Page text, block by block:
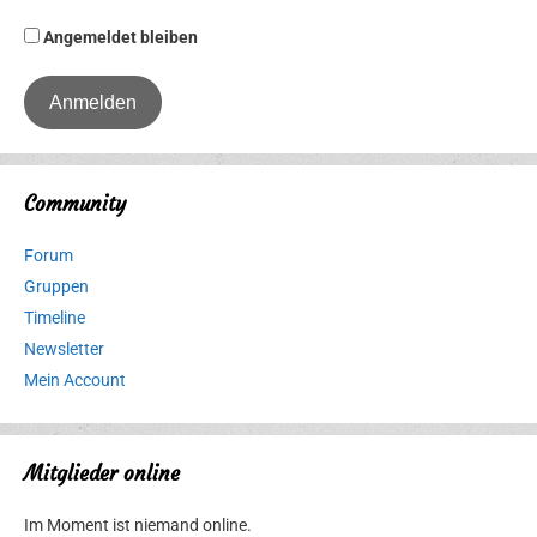
Angemeldet bleiben
Community
Forum
Gruppen
Timeline
Newsletter
Mein Account
Mitglieder online
Im Moment ist niemand online.